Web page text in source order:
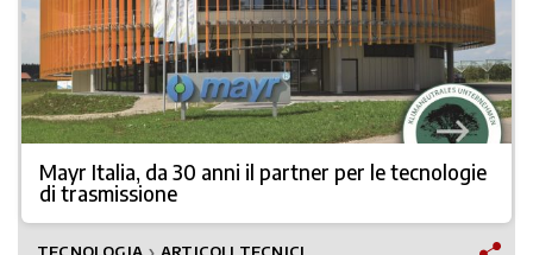
Mayr Italia, da 30 anni il partner per le tecnologie
di trasmissione
TECNOLOGIA ❯ ARTICOLI TECNICI